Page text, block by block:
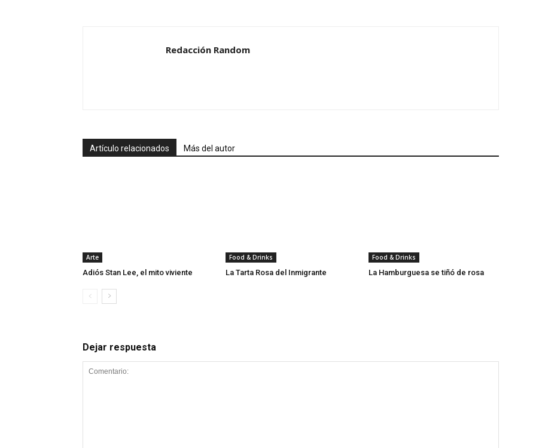
Redacción Random
Artículo relacionados Más del autor
Arte
Adiós Stan Lee, el mito viviente
Food & Drinks
La Tarta Rosa del Inmigrante
Food & Drinks
La Hamburguesa se tiñó de rosa
Dejar respuesta